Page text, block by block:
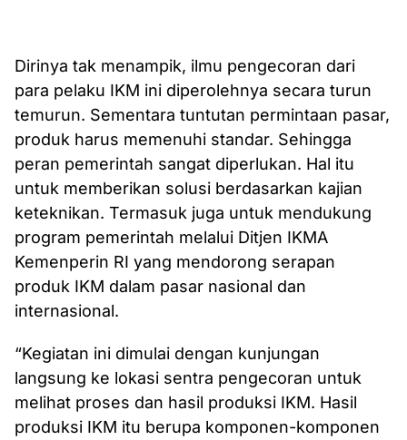
Dirinya tak menampik, ilmu pengecoran dari
para pelaku IKM ini diperolehnya secara turun
temurun. Sementara tuntutan permintaan pasar,
produk harus memenuhi standar. Sehingga
peran pemerintah sangat diperlukan. Hal itu
untuk memberikan solusi berdasarkan kajian
keteknikan. Termasuk juga untuk mendukung
program pemerintah melalui Ditjen IKMA
Kemenperin RI yang mendorong serapan
produk IKM dalam pasar nasional dan
internasional.
“Kegiatan ini dimulai dengan kunjungan
langsung ke lokasi sentra pengecoran untuk
melihat proses dan hasil produksi IKM. Hasil
produksi IKM itu berupa komponen-komponen